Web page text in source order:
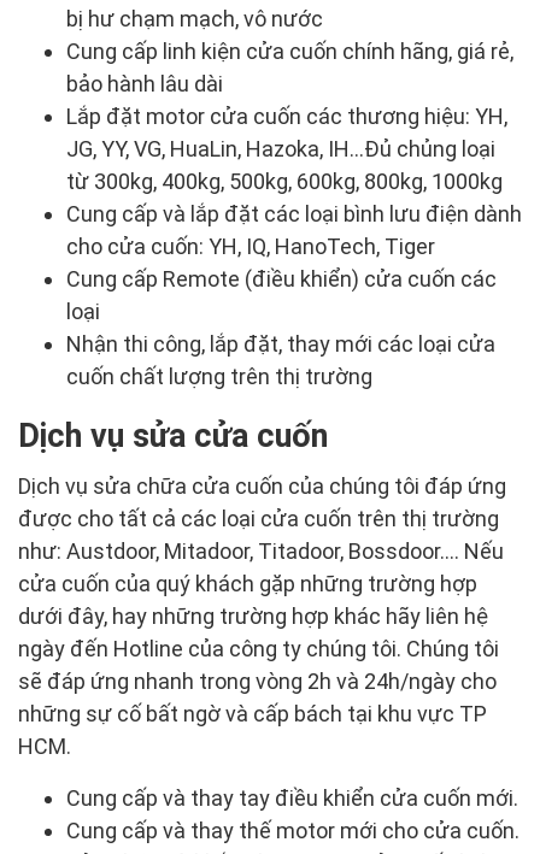
bị hư chạm mạch, vô nước
Cung cấp linh kiện cửa cuốn chính hãng, giá rẻ,
bảo hành lâu dài
Lắp đặt motor cửa cuốn các thương hiệu: YH,
JG, YY, VG, HuaLin, Hazoka, IH…Đủ chủng loại
từ 300kg, 400kg, 500kg, 600kg, 800kg, 1000kg
Cung cấp và lắp đặt các loại bình lưu điện dành
cho cửa cuốn: YH, IQ, HanoTech, Tiger
Cung cấp Remote (điều khiển) cửa cuốn các
loại
Nhận thi công, lắp đặt, thay mới các loại cửa
cuốn chất lượng trên thị trường
Dịch vụ sửa cửa cuốn
Dịch vụ sửa chữa cửa cuốn của chúng tôi đáp ứng
được cho tất cả các loại cửa cuốn trên thị trường
như: Austdoor, Mitadoor, Titadoor, Bossdoor…. Nếu
cửa cuốn của quý khách gặp những trường hợp
dưới đây, hay những trường hợp khác hãy liên hệ
ngày đến Hotline của công ty chúng tôi. Chúng tôi
sẽ đáp ứng nhanh trong vòng 2h và 24h/ngày cho
những sự cố bất ngờ và cấp bách tại khu vực TP
HCM.
Cung cấp và thay tay điều khiển cửa cuốn mới.
Cung cấp và thay thế motor mới cho cửa cuốn.